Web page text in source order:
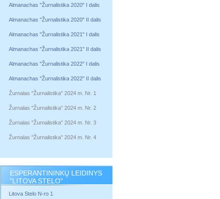
Almanachas "Žurnalistika 2020" I dalis
Almanachas "Žurnalistika 2020" II dalis
Almanachas "Žurnalistika 2021" I dalis
Almanachas "Žurnalistika 2021" II dalis
Almanachas "Žurnalistika 2022" I dalis
Almanachas "Žurnalistika 2022" II dalis
Žurnalas "Žurnalistika" 2024 m. Nr. 1
Žurnalas "Žurnalistika" 2024 m. Nr. 2
Žurnalas "Žurnalistika" 2024 m. Nr. 3
Žurnalas "Žurnalistika" 2024 m. Nr. 4
ESPERANTININKŲ LEIDINYS
"LITOVA STELO"
Litova Stelo N-ro 1